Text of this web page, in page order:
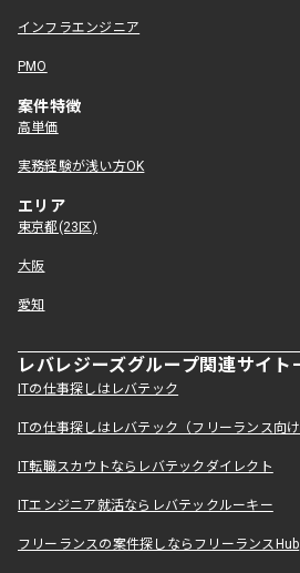
インフラエンジニア
PMO
案件特徴
高単価
実務経験が浅い方OK
エリア
東京都(23区)
大阪
愛知
レバレジーズグループ関連サイト
ITの仕事探しはレバテック
ITの仕事探しはレバテック（フリーランス向け
IT転職スカウトならレバテックダイレクト
ITエンジニア就活ならレバテックルーキー
フリーランスの案件探しならフリーランスHub